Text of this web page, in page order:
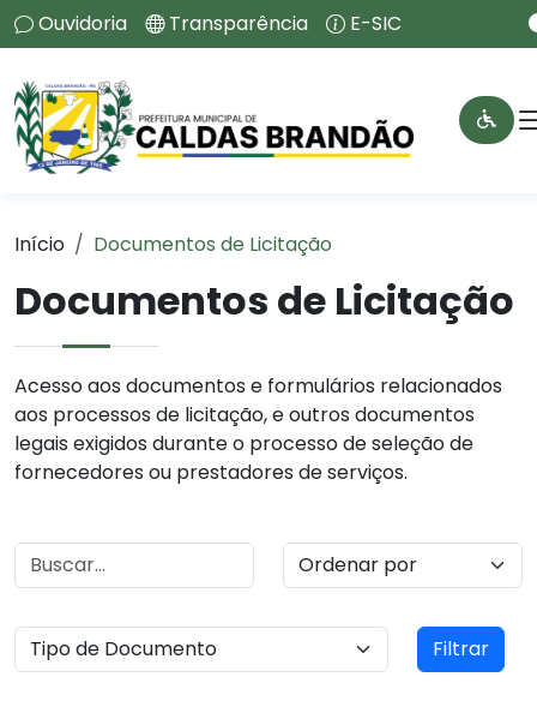
Ouvidoria Transparência E-SIC
Início Documentos de Licitação
Documentos de Licitação
Acesso aos documentos e formulários relacionados
aos processos de licitação, e outros documentos
legais exigidos durante o processo de seleção de
fornecedores ou prestadores de serviços.
Filtrar